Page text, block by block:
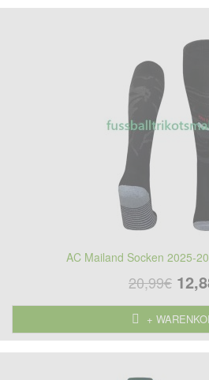
AC Mailand Socken 2025-
20,99€
+